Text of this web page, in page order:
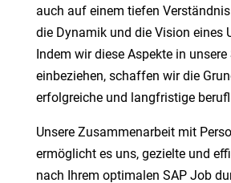
auch auf einem tiefen
die Dynamik und die Vision eines
Indem wir diese Aspekte in unsere
einbeziehen, schaffen wir die
erfolgreiche und langfristige
Unsere Zusammenarbeit mit
ermöglicht es uns, gezielte und
nach Ihrem optimalen SAP Job